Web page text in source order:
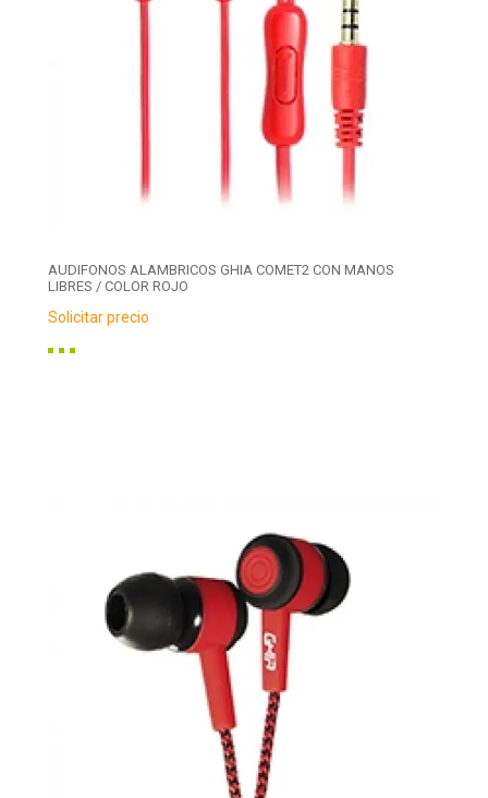
AUDIFONOS ALAMBRICOS GHIA COMET2 CON MANOS
LIBRES / COLOR ROJO
Solicitar precio